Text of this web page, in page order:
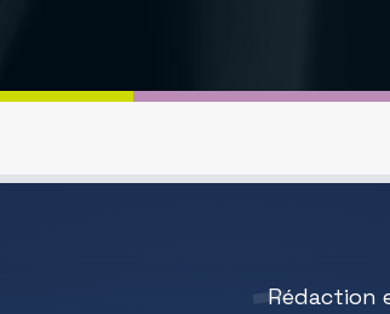
Rédaction